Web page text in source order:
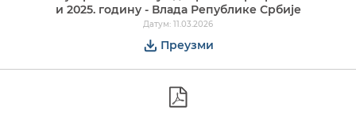
и 2025. годину - Влада Републике Србије
Датум: 11.03.2026
Преузми